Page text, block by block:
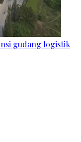
gudang logistik